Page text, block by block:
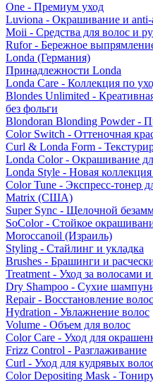
One - Премиум уход
Luviona - Окрашивание и anti-
Moii - Средства для волос и
Rufor - Бережное
Londa (Германия)
Принадлежности Londa
Londa Care - Коллекция по
Blondes Unlimited -
без фольги
Blondoran Blonding Powder -
Color Switch - Оттеночная
Curl & Londa Form -
Londa Color - Окрашивание
Londa Style - Новая коллекция
Color Tune - Экспресс-тонер
Matrix (США)
Super Sync - Щелочной
SoColor - Стойкое
Moroccanoil (Израиль)
Styling - Стайлинг и укладка
Brushes - Брашинги и
Treatment - Уход за волосами
Dry Shampoo - Сухие
Repair - Восстановление волос
Hydration - Увлажнение волос
Volume - Объем для волос
Color Care - Уход для
Frizz Control - Разглаживание
Curl - Уход для кудрявых
Color Depositing Mask -